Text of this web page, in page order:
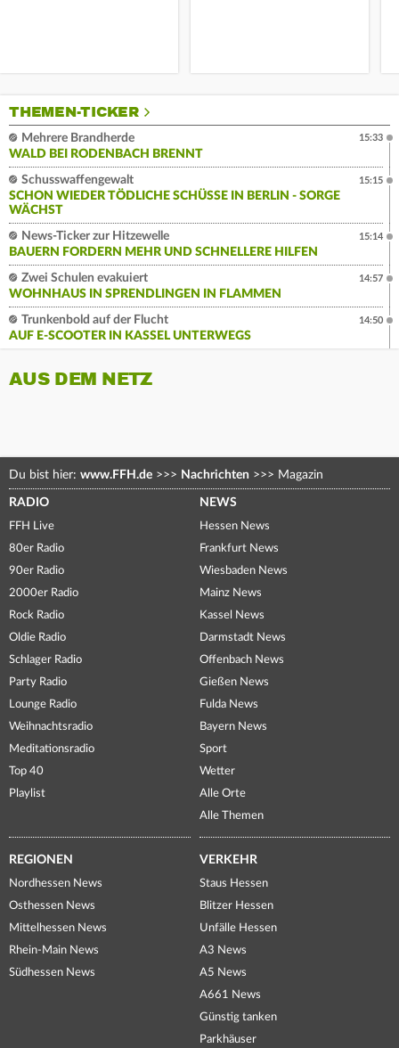
THEMEN-TICKER
Mehrere Brandherde
WALD BEI RODENBACH BRENNT
15:33
Schusswaffengewalt
SCHON WIEDER TÖDLICHE SCHÜSSE IN BERLIN - SORGE
WÄCHST
15:15
News-Ticker zur Hitzewelle
BAUERN FORDERN MEHR UND SCHNELLERE HILFEN
15:14
Zwei Schulen evakuiert
WOHNHAUS IN SPRENDLINGEN IN FLAMMEN
14:57
Trunkenbold auf der Flucht
AUF E-SCOOTER IN KASSEL UNTERWEGS
14:50
AUS DEM NETZ
Du bist hier: www.FFH.de >>> Nachrichten >>> Magazin
RADIO
FFH Live
80er Radio
90er Radio
2000er Radio
Rock Radio
Oldie Radio
Schlager Radio
Party Radio
Lounge Radio
Weihnachtsradio
Meditationsradio
Top 40
Playlist
NEWS
Hessen News
Frankfurt News
Wiesbaden News
Mainz News
Kassel News
Darmstadt News
Offenbach News
Gießen News
Fulda News
Bayern News
Sport
Wetter
Alle Orte
Alle Themen
REGIONEN
Nordhessen News
Osthessen News
Mittelhessen News
Rhein-Main News
Südhessen News
VERKEHR
Staus Hessen
Blitzer Hessen
Unfälle Hessen
A3 News
A5 News
A661 News
Günstig tanken
Parkhäuser